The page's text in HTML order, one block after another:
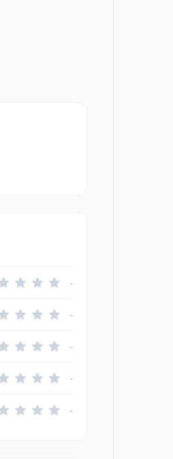
-
-
-
-
-